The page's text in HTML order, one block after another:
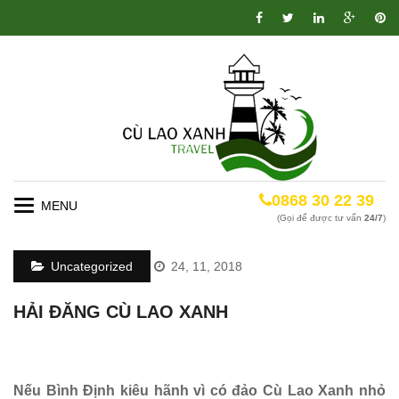
Toggle
0868 30 22 39
(Gọi để được tư vấn 24/7)
Uncategorized 24, 11, 2018
HẢI ĐĂNG CÙ LAO XANH
Nếu Bình Định kiêu hãnh vì có đảo Cù Lao Xanh nhỏ